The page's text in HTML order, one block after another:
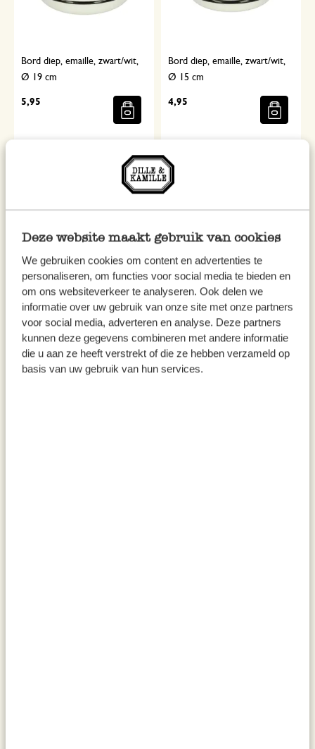
Deze website maakt gebruik van cookies
We gebruiken cookies om content en advertenties te
personaliseren, om functies voor social media te bieden en
om ons websiteverkeer te analyseren. Ook delen we
informatie over uw gebruik van onze site met onze partners
voor social media, adverteren en analyse. Deze partners
kunnen deze gegevens combineren met andere informatie
die u aan ze heeft verstrekt of die ze hebben verzameld op
basis van uw gebruik van hun services.
Bord diep, emaille, zwart/wit,
Ø 19 cm
5,95
Bord diep, emaille, zwart/wit,
Ø 15 cm
4,95
Dienblad & bakplaat, emaille,
wit/zwart, 42 x 32 cm
24,95
Theepot, emaille,
groengrijs/wit, 1,5 L
22,95